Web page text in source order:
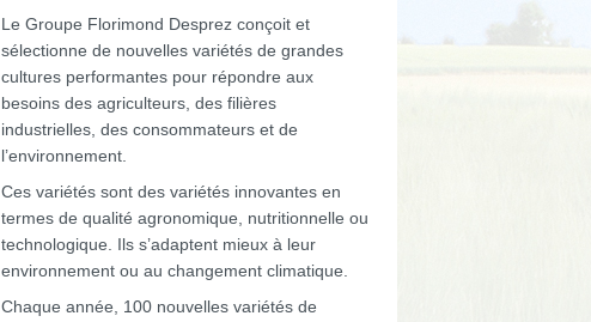
Le Groupe Florimond Desprez conçoit et
sélectionne de nouvelles variétés de grandes
cultures performantes pour répondre aux
besoins des agriculteurs, des filières
industrielles, des consommateurs et de
l’environnement.
Ces variétés sont des variétés innovantes en
termes de qualité agronomique, nutritionnelle ou
technologique. Ils s’adaptent mieux à leur
environnement ou au changement climatique.
Chaque année, 100 nouvelles variétés de